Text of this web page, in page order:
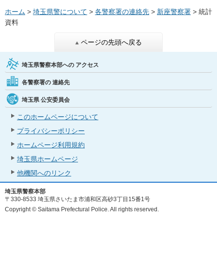
ホーム > 埼玉県警について > 各警察署の連絡先 > 新座警察署 > 統計
資料
ページの先頭へ戻る
埼玉県警察本部への アクセス
各警察署の 連絡先
埼玉県 公安委員会
このホームページについて
プライバシーポリシー
ホームページ利用規約
埼玉県ホームページ
他機関へのリンク
埼玉県警察本部
〒330-8533 埼玉県さいたま市浦和区高砂3丁目15番1号
Copyright © Saitama Prefectural Police. All rights reserved.